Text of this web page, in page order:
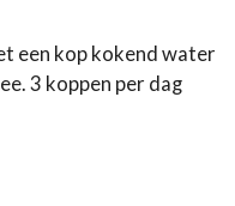
een kop kokend water
3 koppen per dag